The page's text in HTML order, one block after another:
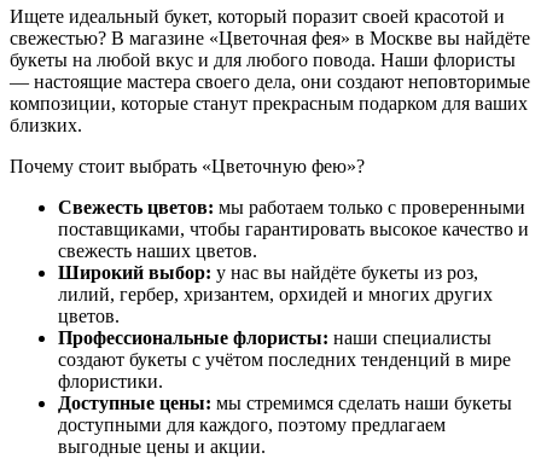
Ищете идеальный букет, который поразит своей красотой и
свежестью? В магазине «Цветочная фея» в Москве вы найдёте
букеты на любой вкус и для любого повода. Наши флористы
— настоящие мастера своего дела, они создают неповторимые
композиции, которые станут прекрасным подарком для ваших
близких.
Почему стоит выбрать «Цветочную фею»?
Свежесть цветов: мы работаем только с проверенными
поставщиками, чтобы гарантировать высокое качество и
свежесть наших цветов.
Широкий выбор: у нас вы найдёте букеты из роз,
лилий, гербер, хризантем, орхидей и многих других
цветов.
Профессиональные флористы: наши специалисты
создают букеты с учётом последних тенденций в мире
флористики.
Доступные цены: мы стремимся сделать наши букеты
доступными для каждого, поэтому предлагаем
выгодные цены и акции.